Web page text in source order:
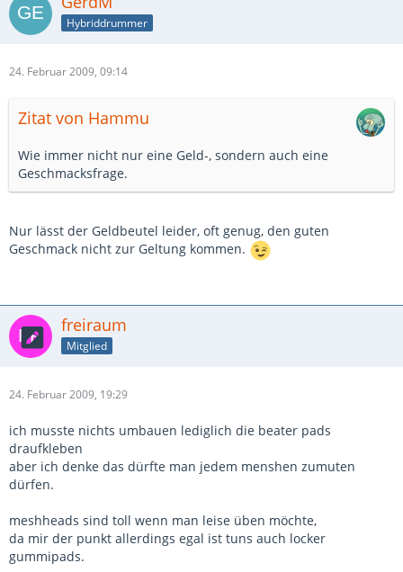
Hybriddrummer
24. Februar 2009, 09:14
Zitat von Hammu
Wie immer nicht nur eine Geld-, sondern auch eine
Geschmacksfrage.
Nur lässt der Geldbeutel leider, oft genug, den guten
Geschmack nicht zur Geltung kommen.
freiraum
Mitglied
24. Februar 2009, 19:29
ich musste nichts umbauen lediglich die beater pads
draufkleben
aber ich denke das dürfte man jedem menshen zumuten
dürfen.
meshheads sind toll wenn man leise üben möchte,
da mir der punkt allerdings egal ist tuns auch locker
gummipads.